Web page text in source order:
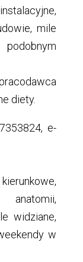
mile
diety.
e-
widziane,
w